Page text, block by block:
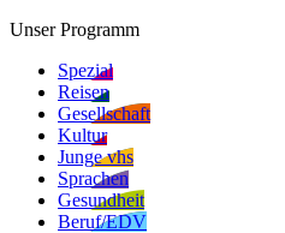
Unser Programm
Spezial
Reisen
Gesellschaft
Kultur
Junge vhs
Sprachen
Gesundheit
Beruf/EDV